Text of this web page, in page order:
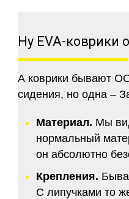
Ну EVA-коврики
А коврики бывают
сидения, но одна –
Материал. Мы
нормальный
он абсолютно
Крепления.
С липучками то